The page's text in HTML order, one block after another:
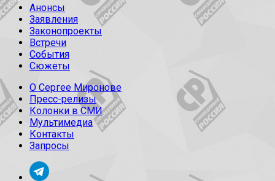
Анонсы
Заявления
Законопроекты
Встречи
События
Сюжеты
О Сергее Миронове
Пресс-релизы
Колонки в СМИ
Мультимедиа
Контакты
Запросы